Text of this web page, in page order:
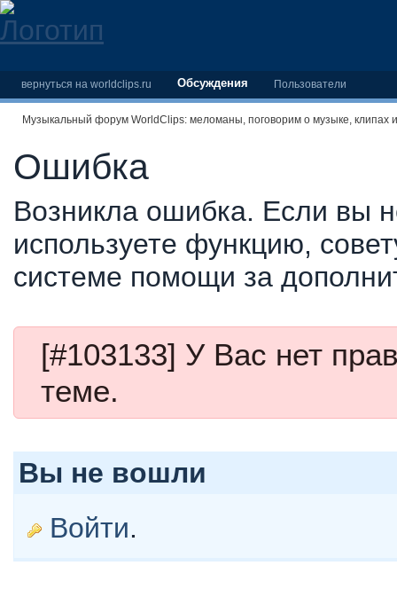
вернуться на worldclips.ru Обсуждения Пользователи
Музыкальный форум WorldClips: меломаны, поговорим о музыке, клипах
Ошибка
Возникла ошибка. Если вы
используете функцию,
системе помощи за
[#103133] У Вас нет
теме.
Вы не вошли
Войти.